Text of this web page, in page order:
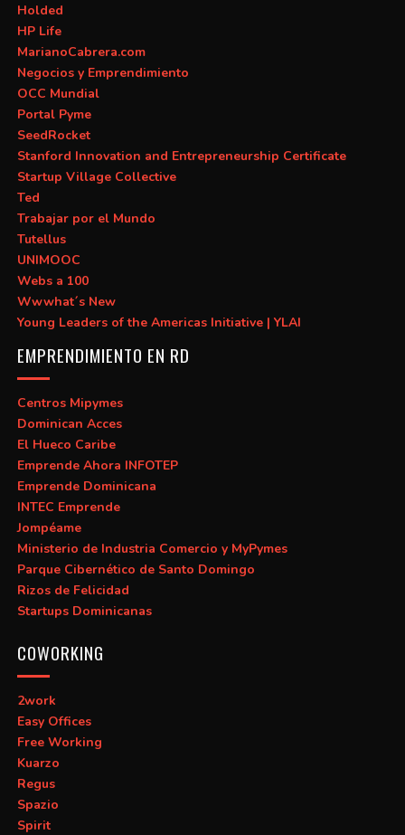
Holded
HP Life
MarianoCabrera.com
Negocios y Emprendimiento
OCC Mundial
Portal Pyme
SeedRocket
Stanford Innovation and Entrepreneurship Certificate
Startup Village Collective
Ted
Trabajar por el Mundo
Tutellus
UNIMOOC
Webs a 100
Wwwhat´s New
Young Leaders of the Americas Initiative | YLAI
EMPRENDIMIENTO EN RD
Centros Mipymes
Dominican Acces
El Hueco Caribe
Emprende Ahora INFOTEP
Emprende Dominicana
INTEC Emprende
Jompéame
Ministerio de Industria Comercio y MyPymes
Parque Cibernético de Santo Domingo
Rizos de Felicidad
Startups Dominicanas
COWORKING
2work
Easy Offices
Free Working
Kuarzo
Regus
Spazio
Spirit